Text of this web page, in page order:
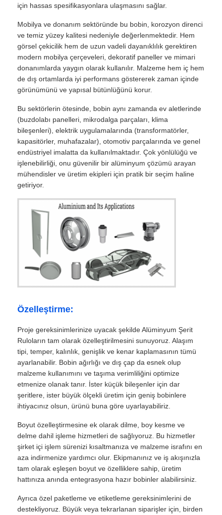
için hassas spesifikasyonlara ulaşmasını sağlar.
Mobilya ve donanım sektöründe bu bobin, korozyon direnci
ve temiz yüzey kalitesi nedeniyle değerlenmektedir. Hem
görsel çekicilik hem de uzun vadeli dayanıklılık gerektiren
modern mobilya çerçeveleri, dekoratif paneller ve mimari
donanımlarda yaygın olarak kullanılır. Malzeme hem iç hem
de dış ortamlarda iyi performans göstererek zaman içinde
görünümünü ve yapısal bütünlüğünü korur.
Bu sektörlerin ötesinde, bobin aynı zamanda ev aletlerinde
(buzdolabı panelleri, mikrodalga parçaları, klima
bileşenleri), elektrik uygulamalarında (transformatörler,
kapasitörler, muhafazalar), otomotiv parçalarında ve genel
endüstriyel imalatta da kullanılmaktadır. Çok yönlülüğü ve
işlenebilirliği, onu güvenilir bir alüminyum çözümü arayan
mühendisler ve üretim ekipleri için pratik bir seçim haline
getiriyor.
Özelleştirme:
Proje gereksinimlerinize uyacak şekilde Alüminyum Şerit
Ruloların tam olarak özelleştirilmesini sunuyoruz. Alaşım
tipi, temper, kalınlık, genişlik ve kenar kaplamasının tümü
ayarlanabilir. Bobin ağırlığı ve dış çap da esnek olup
malzeme kullanımını ve taşıma verimliliğini optimize
etmenize olanak tanır. İster küçük bileşenler için dar
şeritlere, ister büyük ölçekli üretim için geniş bobinlere
ihtiyacınız olsun, ürünü buna göre uyarlayabiliriz.
Boyut özelleştirmesine ek olarak dilme, boy kesme ve
delme dahil işleme hizmetleri de sağlıyoruz. Bu hizmetler
şirket içi işlem sürenizi kısaltmanıza ve malzeme israfını en
aza indirmenize yardımcı olur. Ekipmanınız ve iş akışınızla
tam olarak eşleşen boyut ve özelliklere sahip, üretim
hattınıza anında entegrasyona hazır bobinler alabilirsiniz.
Ayrıca özel paketleme ve etiketleme gereksinimlerini de
destekliyoruz. Büyük veya tekrarlanan siparişler için, birden